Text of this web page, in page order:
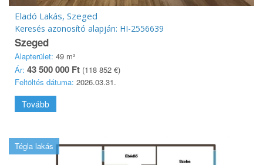
Eladó Lakás, Szeged
Keresés azonosító alapján: HI-2556639
Szeged
Alapterület: 49 m²
Ár: 43 500 000 Ft (118 852 €)
Feltöltés dátuma: 2026.03.31.
Tovább
Tégla lakás